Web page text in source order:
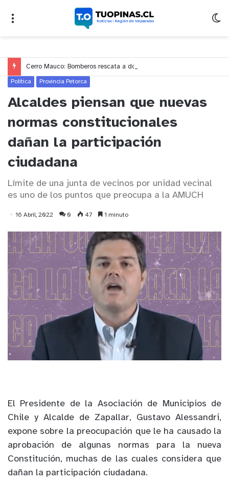
Política Provincia Petorca
Alcaldes piensan que nuevas
normas constitucionales
dañan la participación
ciudadana
Límite de una junta de vecinos por unidad vecinal
es uno de los puntos que preocupa a la AMUCH
16 Abril, 2022 0 47 1 minuto
El Presidente de la Asociación de Municipios de
Chile y Alcalde de Zapallar, Gustavo Alessandri,
expone sobre la preocupación que le ha causado la
aprobación de algunas normas para la nueva
Constitución, muchas de las cuales considera que
dañan la participación ciudadana.